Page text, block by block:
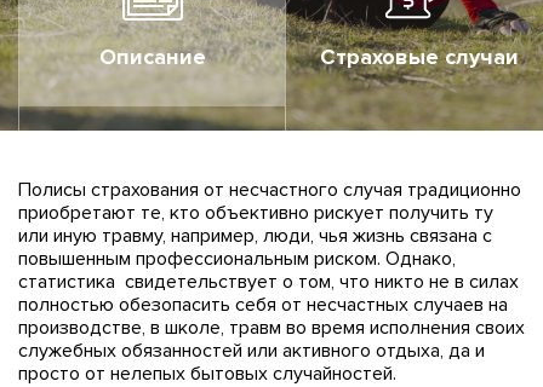
Описание Страховые случаи
Полисы страхования от несчастного случая традиционно
приобретают те, кто объективно рискует получить ту
или иную травму, например, люди, чья жизнь связана с
повышенным профессиональным риском. Однако,
статистика свидетельствует о том, что никто не в силах
полностью обезопасить себя от несчастных случаев на
производстве, в школе, травм во время исполнения своих
служебных обязанностей или активного отдыха, да и
просто от нелепых бытовых случайностей.